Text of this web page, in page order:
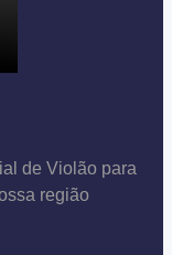
de Violão para
região